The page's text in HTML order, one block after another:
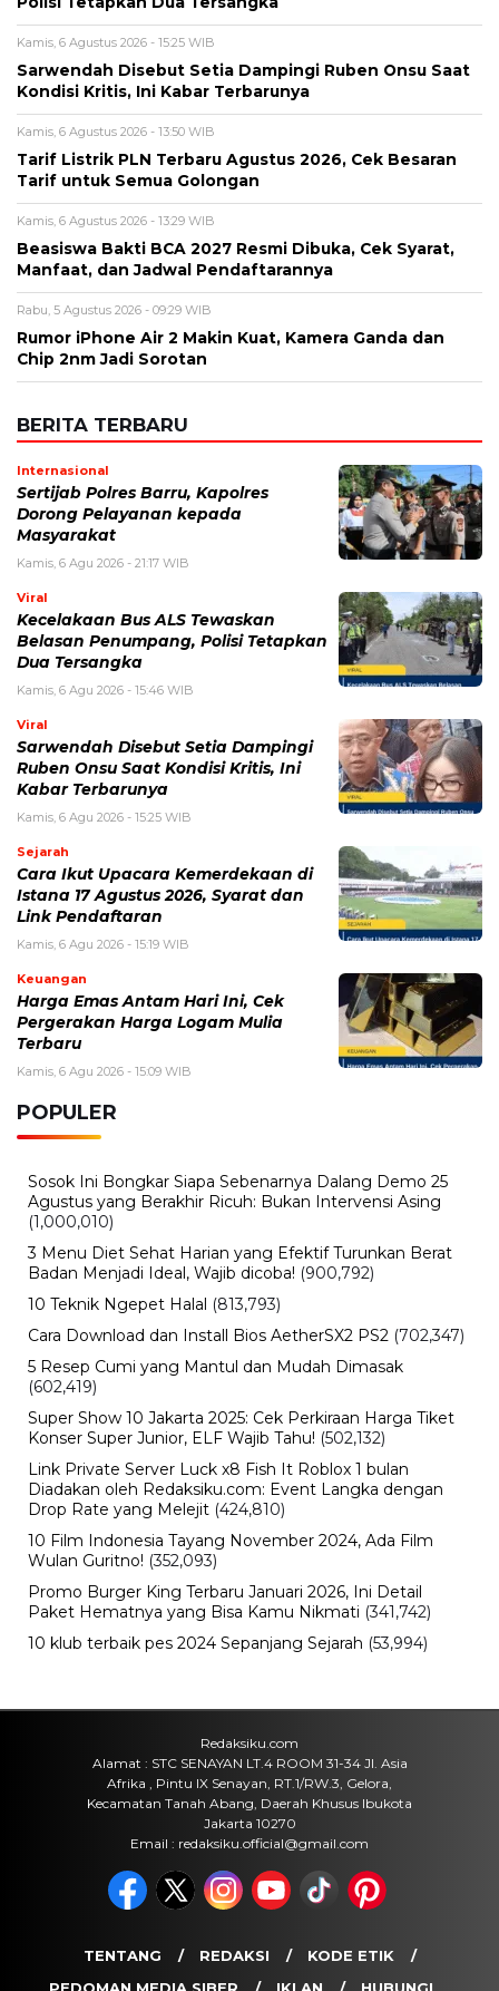
Alamat email tidak akan dipublikasikan. Kolom wajib ditandai *.
Komentar*
Nama*
Simpan nama, email, dan situs web saya pada peramban ini
untuk komentar saya berikutnya.
Kamis, 6 Agustus 2026 - 15:46 WIB
Kecelakaan Bus ALS Tewaskan Belasan Penumpang,
Polisi Tetapkan Dua Tersangka
Sarwendah Disebut Setia Dampingi Ruben Onsu Saat
Kondisi Kritis, Ini Kabar Terbarunya
Tarif untuk Semua Golongan
Kamis, 6 Agustus 2026 - 13:29 WIB
Beasiswa Bakti BCA 2027 Resmi Dibuka, Cek Syarat,
Manfaat, dan Jadwal Pendaftarannya
Rabu, 5 Agustus 2026 - 09:29 WIB
Rumor iPhone Air 2 Makin Kuat, Kamera Ganda dan
BERITA TERBARU
Internasional
Dorong Pelayanan kepada
Masyarakat
Kamis, 6 Agu 2026 - 21:17 WIB
Viral
Kecelakaan Bus ALS Tewaskan
Belasan Penumpang, Polisi Tetapkan
Dua Tersangka
Kamis, 6 Agu 2026 - 15:46 WIB
Sarwendah Disebut Setia Dampingi
Ruben Onsu Saat Kondisi Kritis, Ini
Kabar Terbarunya
Kamis, 6 Agu 2026 - 15:25 WIB
Sejarah
Link Pendaftaran
Harga Emas Antam Hari Ini, Cek
Pergerakan Harga Logam Mulia
Kamis, 6 Agu 2026 - 15:09 WIB
POPULER
Sosok Ini Bongkar Siapa Sebenarnya Dalang Demo 25